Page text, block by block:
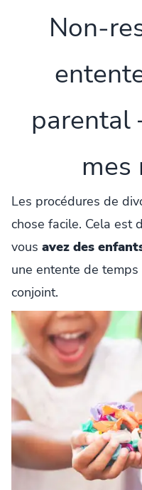
Non-
parental
mes
Les procédures de
chose facile. Cela est
vous avez des
une entente de
conjoint.